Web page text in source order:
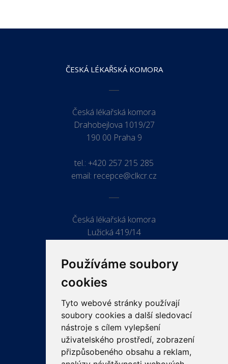
Používáme soubory
cookies
Tyto webové stránky používají
soubory cookies a další sledovací
nástroje s cílem vylepšení
uživatelského prostředí, zobrazení
přizpůsobeného obsahu a reklam,
ČESKÁ LÉKAŘSKÁ KOMORA
Česká lékařská komora
Drahobejlova 1019/27
190 00 Praha 9
tel.: +420 257 215 285
email: recepce@clkcr.cz
Česká lékařská komora
Lužická 419/14
ODKAZY
PRO LÉKAŘE
PRO VEŘEJNOST
VZDĚLÁVÁNÍ